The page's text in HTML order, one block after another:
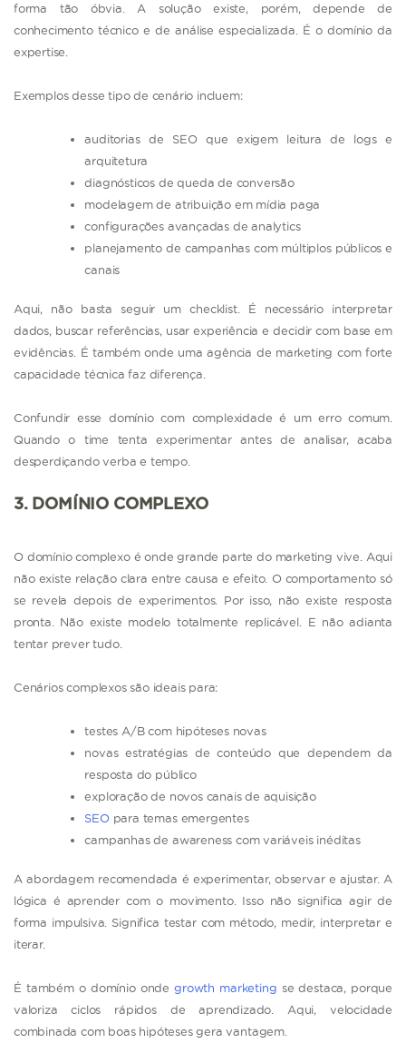
forma tão óbvia. A solução existe, porém, depende de
conhecimento técnico e de análise especializada. É o domínio da
expertise.
Exemplos desse tipo de cenário incluem:
auditorias de SEO que exigem leitura de logs e
arquitetura
diagnósticos de queda de conversão
modelagem de atribuição em mídia paga
configurações avançadas de analytics
planejamento de campanhas com múltiplos públicos e
canais
Aqui, não basta seguir um checklist. É necessário interpretar
dados, buscar referências, usar experiência e decidir com base em
evidências. É também onde uma agência de marketing com forte
capacidade técnica faz diferença.
Confundir esse domínio com complexidade é um erro comum.
Quando o time tenta experimentar antes de analisar, acaba
desperdiçando verba e tempo.
3. DOMÍNIO COMPLEXO
O domínio complexo é onde grande parte do marketing vive. Aqui
não existe relação clara entre causa e efeito. O comportamento só
se revela depois de experimentos. Por isso, não existe resposta
pronta. Não existe modelo totalmente replicável. E não adianta
tentar prever tudo.
Cenários complexos são ideais para:
testes A/B com hipóteses novas
novas estratégias de conteúdo que dependem da
resposta do público
exploração de novos canais de aquisição
SEOpara temas emergentes
campanhas de awareness com variáveis inéditas
A abordagem recomendada é experimentar, observar e ajustar. A
lógica é aprender com o movimento. Isso não significa agir de
forma impulsiva. Significa testar com método, medir, interpretar e
iterar.
É também o domínio ondegrowth marketing se destaca, porque
valoriza ciclos rápidos de aprendizado. Aqui, velocidade
combinada com boas hipóteses gera vantagem.